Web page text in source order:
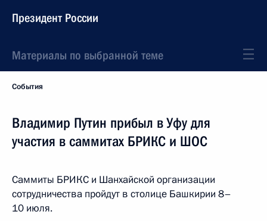
Президент России
Материалы по выбранной теме
События
Владимир Путин прибыл в Уфу для
участия в саммитах БРИКС и ШОС
Саммиты БРИКС и Шанхайской организации
сотрудничества пройдут в столице Башкирии 8–
10 июля.